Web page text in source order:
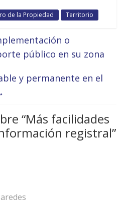
de la Propiedad Territorio
o
público en su zona
y permanente en el
“Más facilidades
registral”